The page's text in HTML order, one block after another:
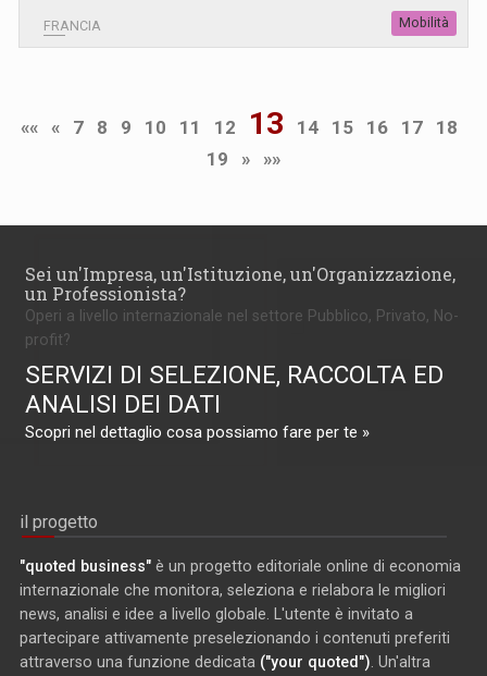
FRANCIA Mobilità
«« « 7 8 9 10 11 12 13 14 15 16 17
18
19
» »»
Sei un'Impresa, un'Istituzione, un'Organizzazione,
un Professionista?
Operi a livello internazionale nel settore Pubblico, Privato, No-
profit?
SERVIZI DI SELEZIONE, RACCOLTA ED
ANALISI DEI DATI
Scopri nel dettaglio cosa possiamo fare per te »
il progetto
"quoted business" è un progetto editoriale online di economia
internazionale che monitora, seleziona e rielabora le migliori
news, analisi e idee a livello globale. L'utente è invitato a
partecipare attivamente preselezionando i contenuti preferiti
attraverso una funzione dedicata ("your quoted") . Un'altra